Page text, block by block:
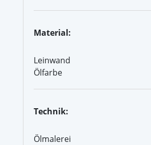
Material:
Leinwand
Ölfarbe
Technik:
Ölmalerei